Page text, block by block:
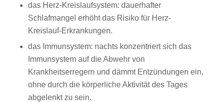
das Herz-Kreislaufsystem: dauerhafter
Schlafmangel erhöht das Risiko für Herz-
Kreislauf-Erkrankungen.
das Immunsystem: nachts konzentriert sich das
Immunsystem auf die Abwehr von
Krankheitserregern und dämmt Entzündungen ein,
ohne durch die körperliche Aktivität des Tages
abgelenkt zu sein.